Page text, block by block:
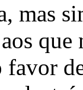
mas
favor